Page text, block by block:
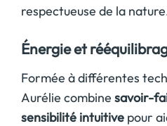
respectueuse de la
Énergie et
Formée à différentes
Aurélie combine savoir-
sensibilité intuitive pour